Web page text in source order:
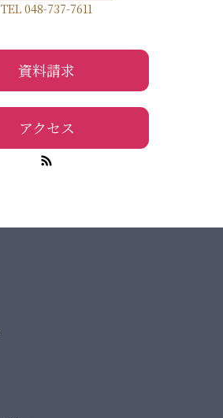
TEL 048-737-7611
資料請求
アクセス